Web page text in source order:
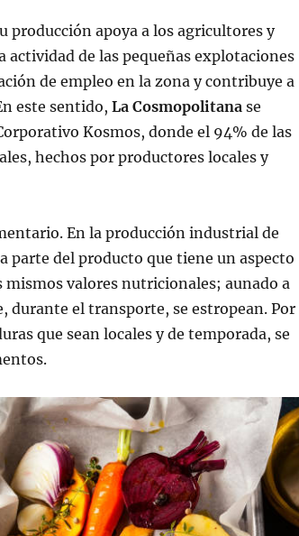
producción apoya a los agricultores y
actividad de las pequeñas explotaciones
de empleo en la zona y contribuye a
este sentido, La Cosmopolitanase
Kosmos, donde el 94% de las
hechos por productores locales y
En la producción industrial de
parte del producto que tiene un aspecto
valores nutricionales; aunado a
durante el transporte, se estropean. Por
que sean locales y de temporada, se